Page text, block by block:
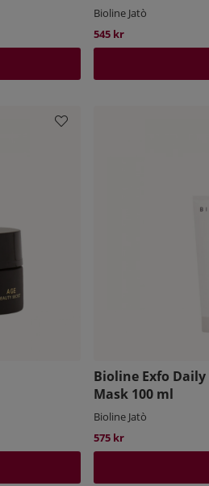
Bioline Jatò
545 kr
Bioline Exfo
Mask 100 ml
Bioline Jatò
575 kr